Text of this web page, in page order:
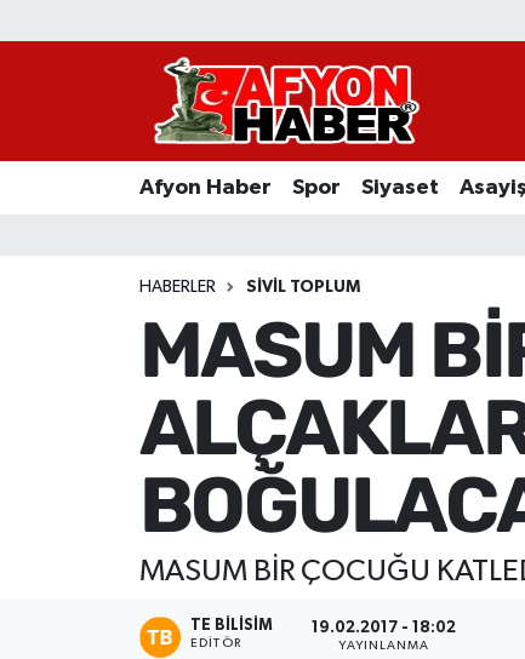
Afyon Haber Spor Siyaset
HABERLER SIVIL TOPLUM
MASUM
MASUM BİR ÇOCUĞU
TE BILISIM
EDITÖR
19.02.2017 - 18:02
YAYINLANMA
Afyon Haber
Asayiş Yaşam
Magazin
Etkinlikler